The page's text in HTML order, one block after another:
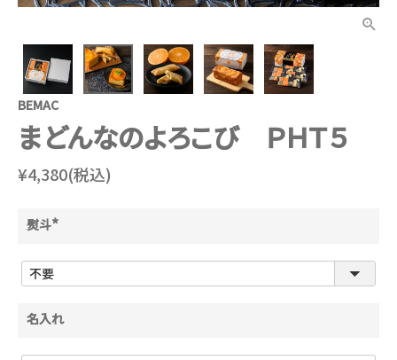
BEMAC
まどんなのよろこび ＰＨＴ５
¥4,380(税込)
熨斗
須
)
名入れ